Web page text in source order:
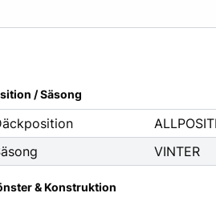
Smörjfett
/ Säsong
VINTER
& Konstruktion